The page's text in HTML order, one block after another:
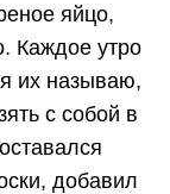
яйцо,
Каждое утро
их называю,
с собой в
добавил